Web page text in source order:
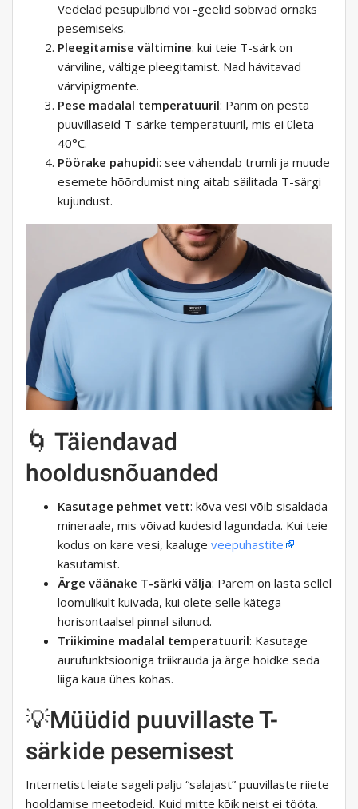
Vedelad pesupulbrid või -geelid sobivad õrnaks
pesemiseks.
Pleegitamise vältimine: kui teie T-särk on
värviline, vältige pleegitamist. Nad hävitavad
värvipigmente.
Pese madalal temperatuuril: Parim on pesta
puuvillaseid T-särke temperatuuril, mis ei ületa
40°C.
Pöörake pahupidi: see vähendab trumli ja muude
esemete hõõrdumist ning aitab säilitada T-särgi
kujundust.
🌀 Täiendavad
hooldusnõuanded
Kasutage pehmet vett: kõva vesi võib sisaldada
mineraale, mis võivad kudesid lagundada. Kui teie
kodus on kare vesi, kaaluge veepuhastite
kasutamist.
Ärge väänake T-särki välja: Parem on lasta sellel
loomulikult kuivada, kui olete selle kätega
horisontaalsel pinnal silunud.
Triikimine madalal temperatuuril: Kasutage
aurufunktsiooniga triikrauda ja ärge hoidke seda
liiga kaua ühes kohas.
💡Müüdid puuvillaste T-
särkide pesemisest
Internetist leiate sageli palju “salajast” puuvillaste riiete
hooldamise meetodeid. Kuid mitte kõik neist ei tööta.